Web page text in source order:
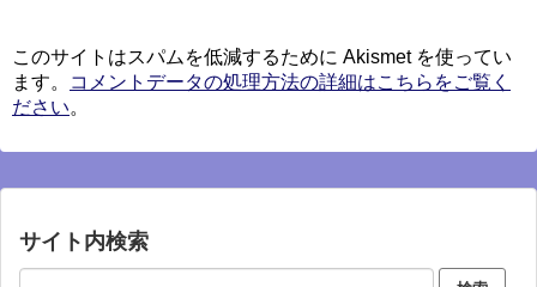
このサイトはスパムを低減するために Akismet を使ってい
ます。
コメントデータの処理方法の詳細はこちらをご覧く
ださい。
サイト内検索